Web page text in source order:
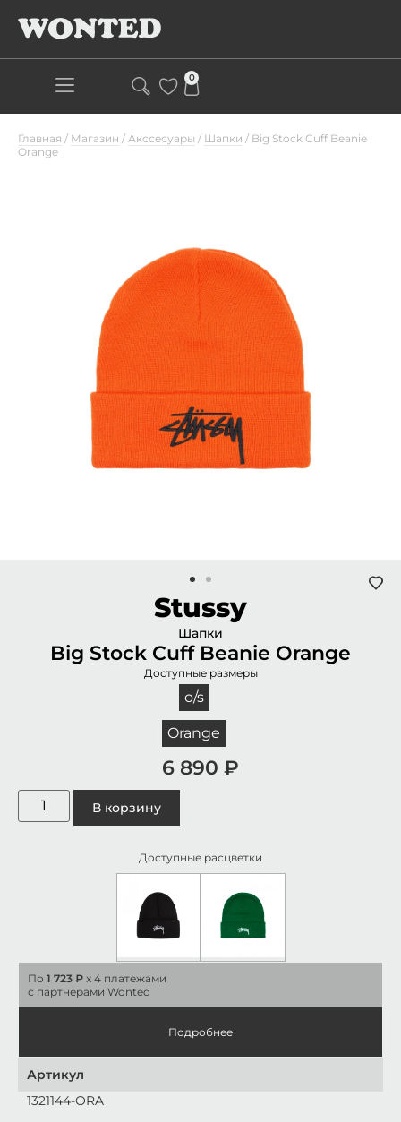
0
Главная / Магазин / Акссесуары / Шапки / Big Stock Cuff Beanie
Orange
Stussy
Шапки
Big Stock Cuff Beanie Orange
Доступные размеры
o/s
Orange
6 890 ₽
В корзину
Доступные расцветки
По 1 723 ₽ x 4 платежами
с партнерами Wonted
Подробнее
Артикул
1321144-ORA